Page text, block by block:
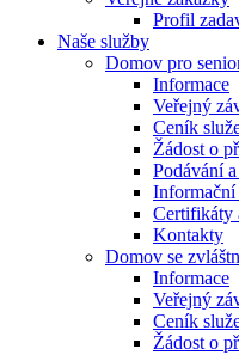
Profil
Naše služby
Domov pro
Informace
Veřejný
Ceník
Žádost o
Podávání
Informační
Certifikáty
Kontakty
Domov se
Informace
Veřejný
Ceník
Žádost o